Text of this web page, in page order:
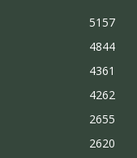
5157
4844
4361
4262
2655
2620